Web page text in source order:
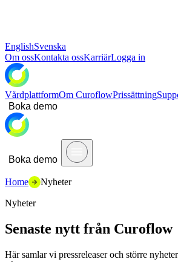
EnglishSvenska
Om ossKontakta ossKarriärLogga in
VårdplattformOm CuroflowPrissättning
Boka demo
Boka demo
Home Nyheter
Nyheter
Senaste nytt från Curoflow
Här samlar vi pressreleaser och större